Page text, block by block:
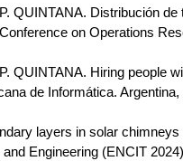
QUINTANA. Distribución
on Operations
QUINTANA. Hiring people
de Informática. Argentina,
layers in solar
Engineering (ENCIT